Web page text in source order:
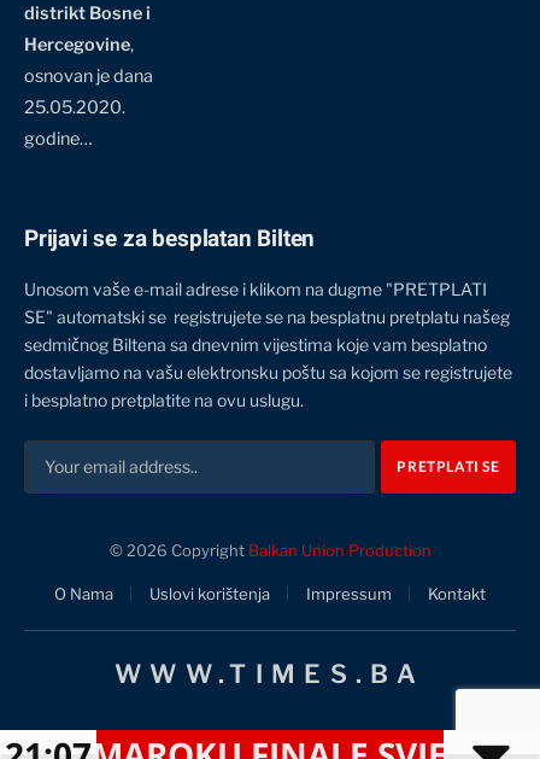
distrikt Bosne i
Hercegovine,
osnovan je dana
25.05.2020.
godine…
Prijavi se za besplatan Bilten
Unosom vaše e-mail adrese i klikom na dugme "PRETPLATI
SE" automatski se registrujete se na besplatnu pretplatu našeg
sedmičnog Biltena sa dnevnim vijestima koje vam besplatno
dostavljamo na vašu elektronsku poštu sa kojom se registrujete
i besplatno pretplatite na ovu uslugu.
© 2026 Copyright Balkan Union Production
O Nama Uslovi korištenja Impressum Kontakt
WWW.TIMES.BA